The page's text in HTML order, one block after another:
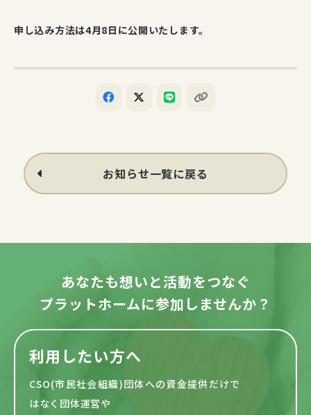
申し込み方法は4月8日に公開いたします。
お知らせ一覧に戻る
あなたも想いと活動をつなぐ
プラットホームに参加しませんか？
利用したい方へ
CSO(市民社会組織)団体への資金提供だけで
はなく団体運営や